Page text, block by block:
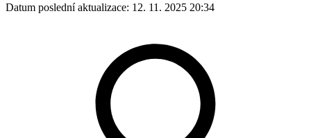
Datum poslední aktualizace: 12. 11. 2025 20:34